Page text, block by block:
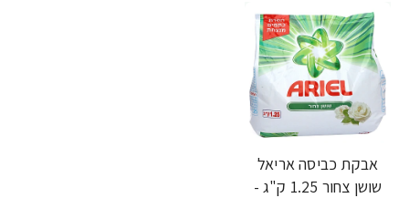
אבקת כביסה אריאל
שושן צחור 1.25 ק"ג -